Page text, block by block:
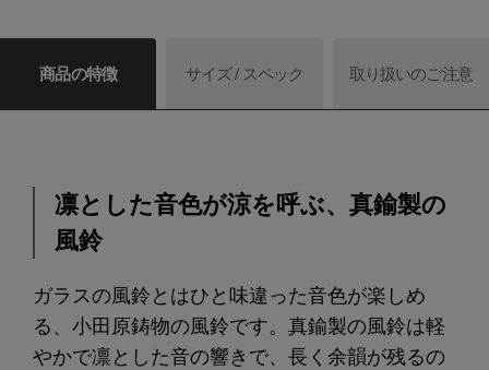
商品の特徴 サイズ / スペック 取り扱いのご注意
凛とした音色が涼を呼ぶ、真鍮製の
風鈴
ガラスの風鈴とはひと味違った音色が楽しめ
る、小田原鋳物の風鈴です。真鍮製の風鈴は軽
やかで凛とした音の響きで、長く余韻が残るの